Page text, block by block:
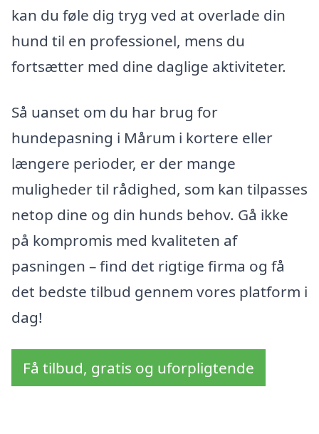
kan du føle dig tryg ved at overlade din
hund til en professionel, mens du
fortsætter med dine daglige aktiviteter.
Så uanset om du har brug for
hundepasning i Mårum i kortere eller
længere perioder, er der mange
muligheder til rådighed, som kan tilpasses
netop dine og din hunds behov. Gå ikke
på kompromis med kvaliteten af
pasningen – find det rigtige firma og få
det bedste tilbud gennem vores platform i
dag!
Få tilbud, gratis og uforpligtende